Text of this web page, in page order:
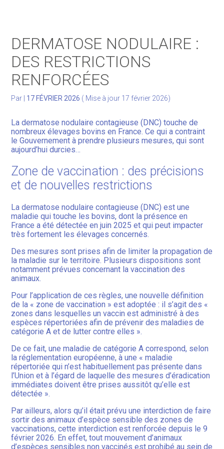
Gérer votre patrimoine
Facturation Électronique
DERMATOSE NODULAIRE :
DES RESTRICTIONS
RENFORCÉES
Par 17 FÉVRIER 2026 ( Mise à jour 17 février 2026)
La dermatose nodulaire contagieuse (DNC) touche de
nombreux élevages bovins en France. Ce qui a contraint
le Gouvernement à prendre plusieurs mesures, qui sont
aujourd’hui durcies…
Zone de vaccination : des précisions
et de nouvelles restrictions
La dermatose nodulaire contagieuse (DNC) est une
maladie qui touche les bovins, dont la présence en
France a été détectée en juin 2025 et qui peut impacter
très fortement les élevages concernés.
Des mesures sont prises afin de limiter la propagation de
la maladie sur le territoire. Plusieurs dispositions sont
notamment prévues concernant la vaccination des
animaux.
Pour l’application de ces règles, une nouvelle définition
de la « zone de vaccination » est adoptée : il s’agit des «
zones dans lesquelles un vaccin est administré à des
espèces répertoriées afin de prévenir des maladies de
catégorie A et de lutter contre elles ».
De ce fait, une maladie de catégorie A correspond, selon
la réglementation européenne, à une « maladie
répertoriée qui n’est habituellement pas présente dans
l’Union et à l’égard de laquelle des mesures d’éradication
immédiates doivent être prises aussitôt qu’elle est
détectée ».
Par ailleurs, alors qu’il était prévu une interdiction de faire
sortir des animaux d’espèce sensible des zones de
vaccinations, cette interdiction est renforcée depuis le 9
février 2026. En effet, tout mouvement d’animaux
d’espèces sensibles non vaccinés est prohibé au sein de